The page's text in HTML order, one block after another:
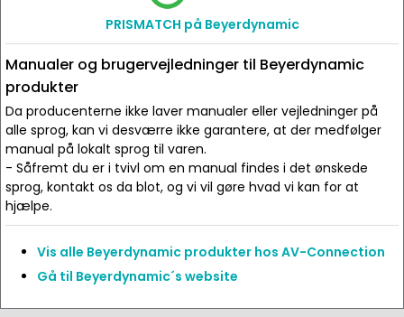
PRISMATCH på Beyerdynamic
Manualer og brugervejledninger til Beyerdynamic
produkter
Da producenterne ikke laver manualer eller vejledninger på
alle sprog, kan vi desværre ikke garantere, at der medfølger
manual på lokalt sprog til varen.
- Såfremt du er i tvivl om en manual findes i det ønskede
sprog, kontakt os da blot, og vi vil gøre hvad vi kan for at
hjælpe.
Vis alle Beyerdynamic produkter hos AV-Connection
Gå til Beyerdynamic´s website